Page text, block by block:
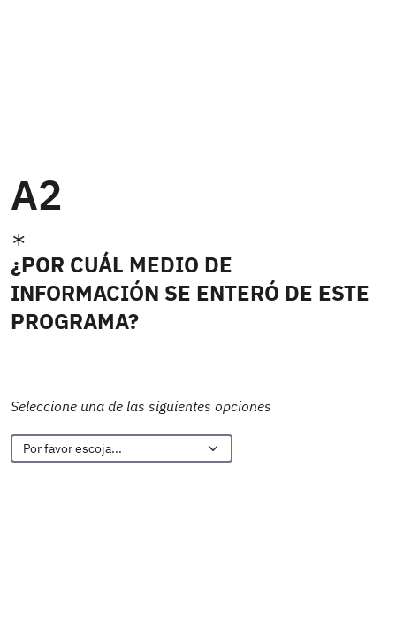
A2
¿POR CUÁL MEDIO DE
INFORMACIÓN SE ENTERÓ DE ESTE
PROGRAMA?
Seleccione una de las siguientes opciones